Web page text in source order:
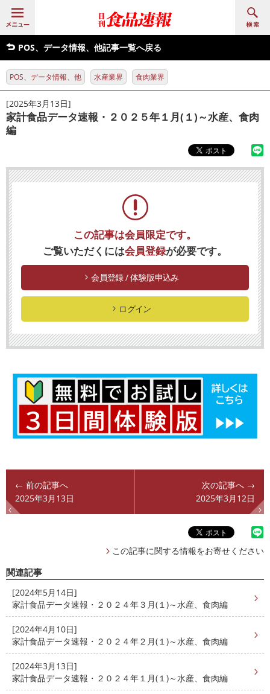
POS、データ情報、他記事一覧へ戻る
POS、データ情報、他 水産業界 食肉業界
[2025年3月13日]
家計食品データ速報・２０２５年１月(１)～水産、食肉
編
この記事は会員限定です。
ご覧いただくには会員登録が必要です。
会員登録 / 体験版申込み
ログイン
← 前の記事へ
2025年3月13日
次の記事へ →
2025年3月12日
この記事に関する情報をお寄せください
関連記事
[2024年5月14日]
家計食品データ速報・２０２４年３月(１)～水産、食肉編
[2024年4月10日]
家計食品データ速報・２０２４年２月(１)～水産、食肉編
[2024年3月13日]
家計食品データ速報・２０２４年１月(１)～水産、食肉編